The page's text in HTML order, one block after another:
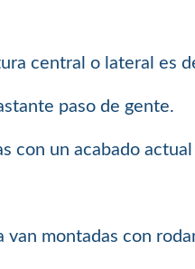
central o lateral es
paso de gente.
con un acabado
van montadas con